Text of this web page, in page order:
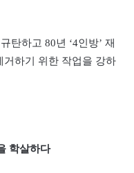
탄하고 80년 ‘4인방’ 재
거하기 위한 작업을 강하
학살하다